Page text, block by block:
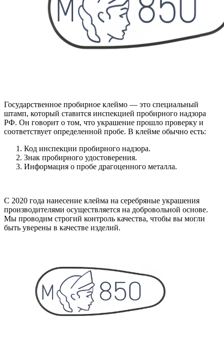
Государственное пробирное клеймо — это специальный
штамп, который ставится инспекцией пробирного надзора
РФ. Он говорит о том, что украшение прошло проверку и
соответствует определенной пробе. В клейме обычно есть:
Код инспекции пробирного надзора.
Знак пробирного удостоверения.
Информация о пробе драгоценного металла.
С 2020 года нанесение клейма на серебряные украшения
производителями осуществляется на добровольной основе.
Мы проводим строгий контроль качества, чтобы вы могли
быть уверены в качестве изделий.